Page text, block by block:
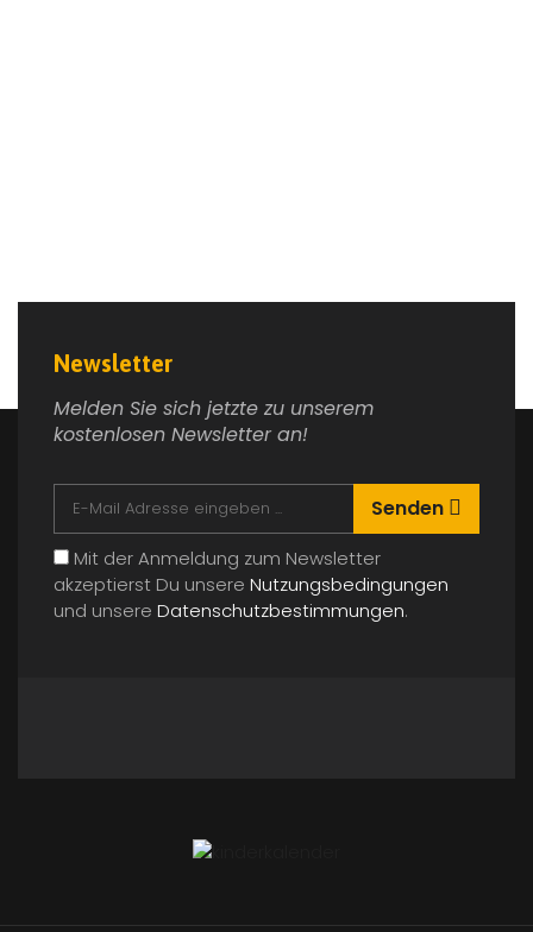
musikalischer Begleitung
Kindergeburtstag 0 Kommentar
Details
Newsletter
Melden Sie sich jetzte zu unserem
kostenlosen Newsletter an!
Senden
Mit der Anmeldung zum Newsletter
akzeptierst Du unsere Nutzungsbedingungen
und unsere Datenschutzbestimmungen.